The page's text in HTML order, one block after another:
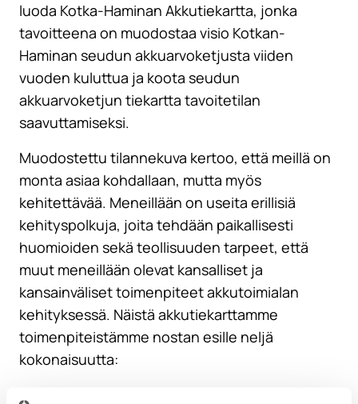
luoda Kotka-Haminan Akkutiekartta, jonka
tavoitteena on muodostaa visio Kotkan-
Haminan seudun akkuarvoketjusta viiden
vuoden kuluttua ja koota seudun
akkuarvoketjun tiekartta tavoitetilan
saavuttamiseksi.
Muodostettu tilannekuva kertoo, että meillä on
monta asiaa kohdallaan, mutta myös
kehitettävää. Meneillään on useita erillisiä
kehityspolkuja, joita tehdään paikallisesti
huomioiden sekä teollisuuden tarpeet, että
muut meneillään olevat kansalliset ja
kansainväliset toimenpiteet akkutoimialan
kehityksessä. Näistä akkutiekarttamme
toimenpiteistämme nostan esille neljä
kokonaisuutta: